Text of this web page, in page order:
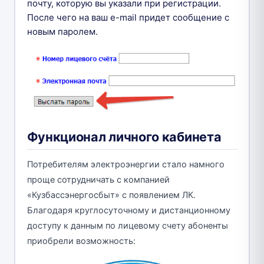
почту, которую вы указали при регистрации.
После чего на ваш e-mail придет сообщение с
новым паролем.
Функционал личного кабинета
Потребителям электроэнергии стало намного
проще сотрудничать с компанией
«Кузбассэнергосбыт» с появлением ЛК.
Благодаря круглосуточному и дистанционному
доступу к данным по лицевому счету абоненты
приобрели возможность: